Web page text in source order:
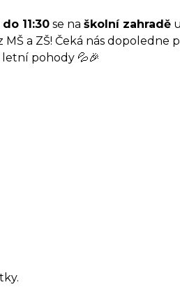
11:30 se na školní zahradě
a ZŠ! Čeká nás dopoledne
pohody 💦🎉